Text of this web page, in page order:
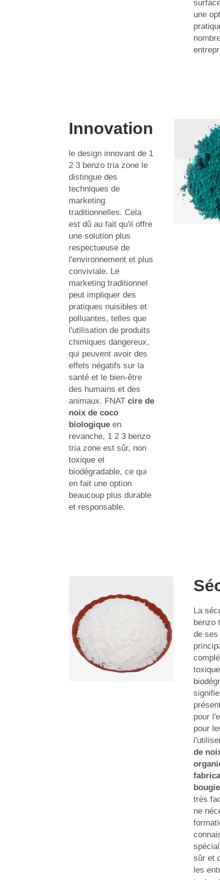
une
Innovation
le design innovant de 1
2 3 benzo tria zone le
distingue des
techniques de
marketing
traditionnelles. Cela
est dû au fait qu'il offre
une solution plus
respectueuse de
l'environnement et plus
conviviale. Le
marketing traditionnel
peut impliquer des
pratiques nuisibles et
polluantes, telles que
l'utilisation de produits
chimiques dangereux,
qui peuvent avoir des
effets négatifs sur la
santé et le bien-être
des humains et des
animaux. FNAT cire de
noix de coco
biologique en
revanche, 1 2 3 benzo
tria zone est sûr, non
toxique et
biodégradable, ce qui
en fait une option
beaucoup plus durable
et responsable.
La
benzo
de
pour
pour
de
très
ne
sûr et
les